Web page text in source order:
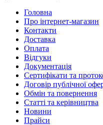
Головна
Про інтернет-магазин
Контакти
Доставка
Оплата
Відгуки
Документація
Сертифікати та
Договір публічної
Обмін та повернення
Статті та керівництва
Новини
Прайси